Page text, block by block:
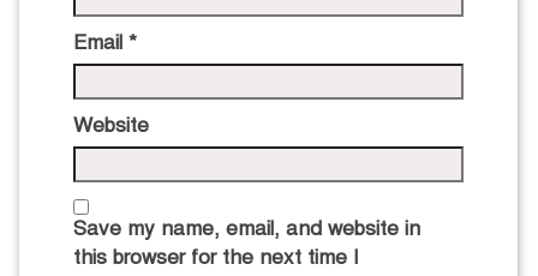
Email *
Website
Save my name, email, and website in
this browser for the next time I